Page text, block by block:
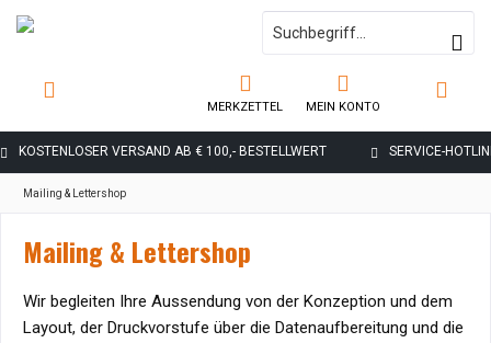
KOSTENLOSER VERSAND AB € 100,- BESTELLWERT SERVICE-
MERKZETTEL MEIN KONTO
Mailing & Lettershop
Mailing & Lettershop
Wir begleiten Ihre Aussendung von der Konzeption und dem
Layout, der Druckvorstufe über die Datenaufbereitung und die